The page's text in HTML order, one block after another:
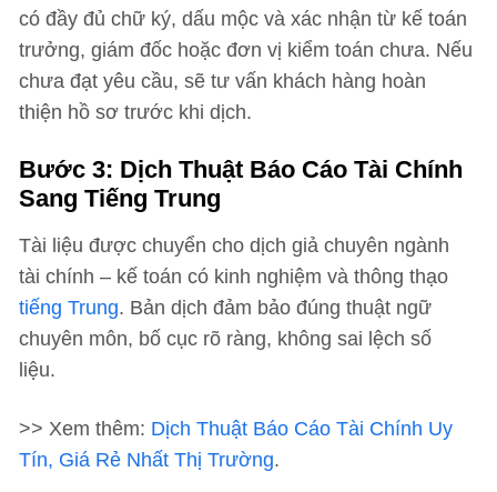
có đầy đủ chữ ký, dấu mộc và xác nhận từ kế toán
trưởng, giám đốc hoặc đơn vị kiểm toán chưa. Nếu
chưa đạt yêu cầu, sẽ tư vấn khách hàng hoàn
thiện hồ sơ trước khi dịch.
Bước 3: Dịch Thuật Báo Cáo Tài Chính
Sang Tiếng Trung
Tài liệu được chuyển cho dịch giả chuyên ngành
tài chính – kế toán có kinh nghiệm và thông thạo
tiếng Trung. Bản dịch đảm bảo đúng thuật ngữ
chuyên môn, bố cục rõ ràng, không sai lệch số
liệu.
>> Xem thêm: Dịch Thuật Báo Cáo Tài Chính Uy
Tín, Giá Rẻ Nhất Thị Trường.